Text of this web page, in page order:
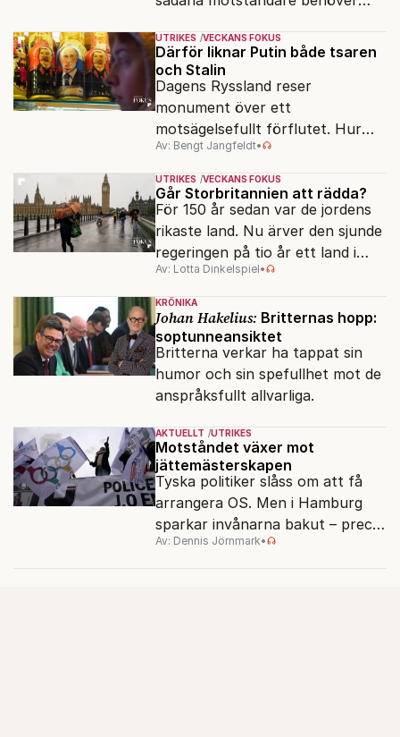
vänner.
UTRIKES VECKANS FOKUS
Därför liknar Putin både tsaren
och Stalin
Dagens Ryssland reser
monument över ett
motsägelsefullt förflutet. Hur
kunde två revolutioner förändra
hela samhället – utan att rubba
den ryska statsidén?
Av: Bengt Jangfeldt•
UTRIKES VECKANS FOKUS
Går Storbritannien att rädda?
För 150 år sedan var de jordens
rikaste land. Nu ärver den sjunde
regeringen på tio år ett land i
politiskt och ekonomiskt kaos.
Av: Lotta Dinkelspiel•
KRÖNIKA
Johan Hakelius: Britternas hopp:
soptunneansiktet
Britterna verkar ha tappat sin
humor och sin spefullhet mot de
anspråksfullt allvarliga.
AKTUELLT UTRIKES
Motståndet växer mot
jättemästerskapen
Tyska politiker slåss om att få
arrangera OS. Men i Hamburg
sparkar invånarna bakut – precis
som de gjort tidigare i Paris,
Av: Dennis Jörnmark•